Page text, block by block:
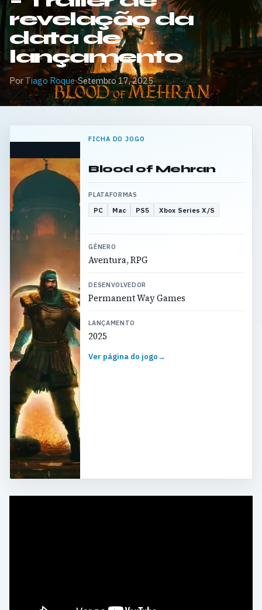
revelação da
data de
lançamento
Por Tiago Roque·Setembro 17, 2025
FICHA DO JOGO
Blood of Mehran
PLATAFORMAS
PC Mac PS5 Xbox Series X/S
GÉNERO
Aventura, RPG
DESENVOLVEDOR
Permanent Way Games
LANÇAMENTO
2025
Ver página do jogo→